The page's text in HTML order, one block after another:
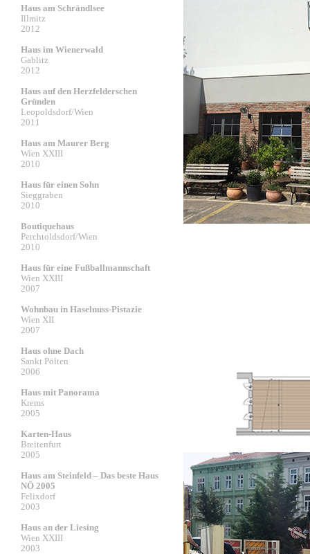
Haus am Schrändlsee
Illmitz
2012
Haus im Wienerwald
Gablitz
2012
Haus auf den Herzfelderschen
Gründen
Leopoldsdorf/Wien
2011
Haus am Maurer Berg
Wien XXIII
2010
Haus für einen Sohn
Sieggraben
2010
Boutiquehaus
Perchtoldsdorf/Wien
2010
Haus für eine Fußballmannschaft
Wien XXIII
2007
Wohnbau in Haselnuss-Pistazie
Wien XII
2007
Haus ohne Dach
Sankt Pölten
2006
Haus mit Panorama
Krems
2005
Karten-Haus
Breitenfurt
2005
Haus am Steinfeld – Das beste Haus
NÖ 2005
Felixdorf
2003
Haus an der Liesing
Wien XXIII
2003